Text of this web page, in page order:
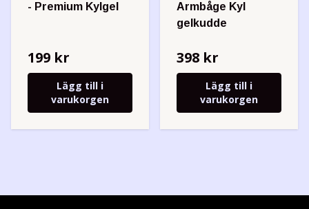
- Premium Kylgel
199 kr
Lägg till i
varukorgen
Armbåge Kyl
gelkudde
398 kr
Lägg till i
varukorgen